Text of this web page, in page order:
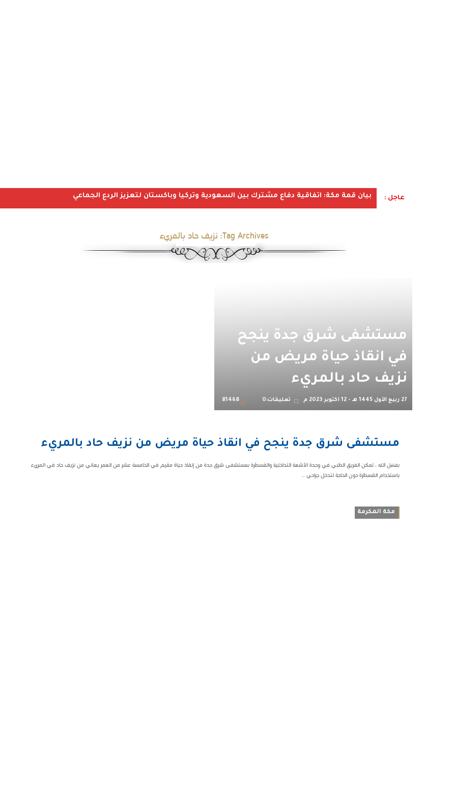
عاجل : بيان قمة مكة: اتفاقية دفاع مشترك بين السعودية وتركيا وباكستان لتعزيز الردع الجماعي
Tag Archives: نزيف حاد بالمريء
مستشفى شرق جدة ينجح
في انقاذ حياة مريض من
نزيف حاد بالمريء
27 ربيع الأول 1445 هـ - 12 أكتوبر 2023 م تعليقات:0 81468
مستشفى شرق جدة ينجح في انقاذ حياة مريض من نزيف حاد بالمريء
بفضل الله ، تمكن الفريق الطبي في وحدة الأشعة التداخلية والقسطرة بمستشفى شرق جدة من إنقاذ حياة مقيم في الخامسة عشر من العمر يعاني من نزيف حاد في المريء
باستخدام القسطرة دون الحاجة لتدخل جراحي ...
مكة المكرمة